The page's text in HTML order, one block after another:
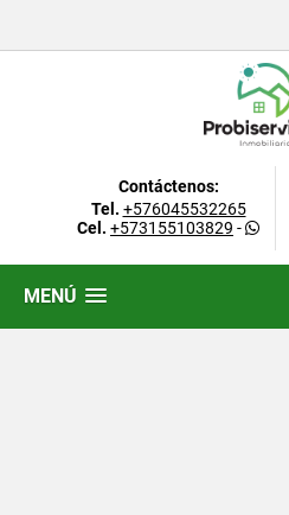
Contáctenos:
Tel. +576045532265
Cel. +573155103829 -
MENÚ